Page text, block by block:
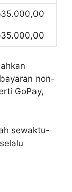
non-
GoPay,
sewaktu-